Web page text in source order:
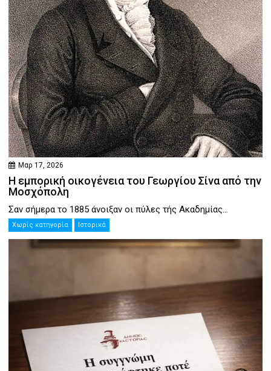
Μαρ 17, 2026
Η εμπορική οικογένεια του Γεωργίου Σίνα από την
Μοσχόπολη
Σαν σήμερα το 1885 άνοιξαν οι πύλες τής Ακαδημίας...
Χωρίς κατηγορία Ιστορικά